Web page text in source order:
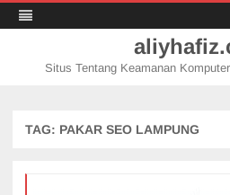
Situs Tentang Keamanan
TAG: PAKAR SEO LAMPUNG